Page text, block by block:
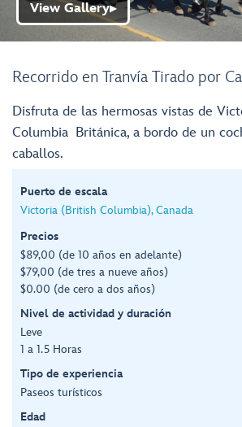
Recorrido en Tranvía Tirado por
View Gallery▶
Disfruta de las hermosas vistas de
Columbia Británica, a bordo de un
caballos.
Puerto de escala
Victoria (British Columbia), Canada
Precios
$89,00 (de 10 años en adelante)
$79,00 (de tres a nueve años)
$0.00 (de cero a dos años)
Nivel de actividad y duración
Leve
1 a 1.5 Horas
Tipo de experiencia
Paseos turísticos
Edad